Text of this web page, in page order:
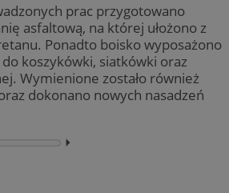
prac przygotowano
asfaltową, na której ułożono z
Ponadto boisko wyposażono
koszykówki, siatkówki oraz
Wymienione zostało również
dokonano nowych nasadzeń
⏵︎